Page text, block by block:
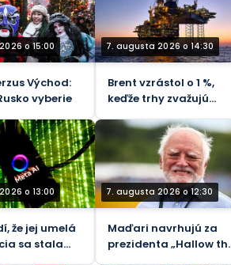
o 15:00
Východ:
vyberie
7. augusta 2026 o 14:30
Brent vzrástol o 1 %,
keďže trhy zvažujú
priechodu - REUTERS
o 13:00
že jej umelá
sa stala
7. augusta 2026 o 12:30
Maďari navrhujú za
prezidenta „Hallow